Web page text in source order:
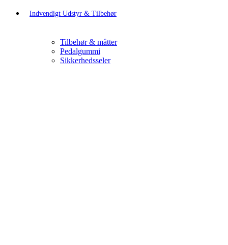
Indvendigt Udstyr & Tilbehør
Tilbehør & måtter
Pedalgummi
Sikkerhedsseler